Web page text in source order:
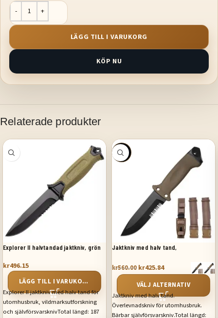
LÄGG TILL I VARUKORG
KÖP NU
Relaterade produkter
Explorer II halvtandad jaktkniv, grön
kr496.15
LÄGG TILL I VARUKORG
Explorer II jaktkniv med halv tand för
utomhusbruk, vildmarksutforskning
och självförsvarsknivTotal längd: 187
SALE
Jaktkniv med halv tand,
bärbar – brun
kr560.00 kr425.84
VÄLJ ALTERNATIV
Jaktkniv med halv tand.
Överlevnadskniv för utomhusbruk.
Bärbar självförsvarskniv.Total längd: